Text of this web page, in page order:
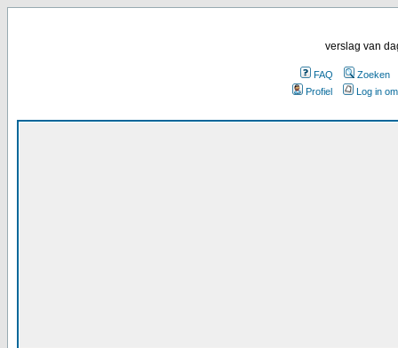
verslag van
FAQ
Zoeken
Profiel
Log in